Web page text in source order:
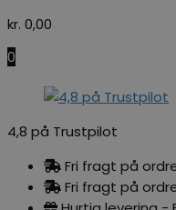
kr. 0,00
0
4,8 på Trustpilot
Fri fragt på
Fri fragt på